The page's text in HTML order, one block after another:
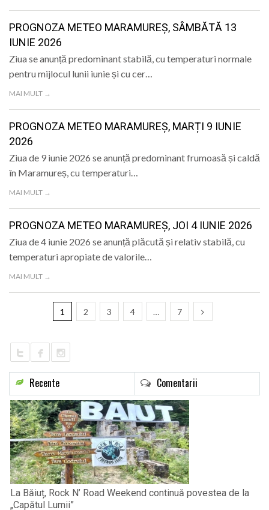
PROGNOZA METEO MARAMUREȘ, SÂMBĂTĂ 13
IUNIE 2026
Ziua se anunță predominant stabilă, cu temperaturi normale
pentru mijlocul lunii iunie și cu cer…
MAI MULT →
PROGNOZA METEO MARAMUREȘ, MARȚI 9 IUNIE
2026
Ziua de 9 iunie 2026 se anunță predominant frumoasă și caldă
în Maramureș, cu temperaturi…
MAI MULT →
PROGNOZA METEO MARAMUREȘ, JOI 4 IUNIE 2026
Ziua de 4 iunie 2026 se anunță plăcută și relativ stabilă, cu
temperaturi apropiate de valorile…
MAI MULT →
1 2 3 4 … 7
Recente Comentarii
La Băiuț, Rock N’ Road Weekend continuă povestea de la
„Capătul Lumii”